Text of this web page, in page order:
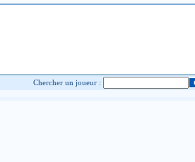
Chercher un joueur :